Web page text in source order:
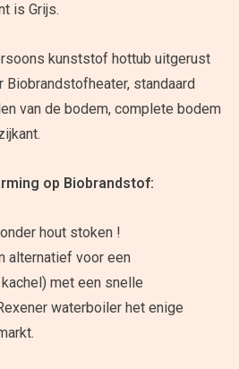
is Grijs.
kunststof hottub uitgerust
Biobrandstofheater, standaard
van de bodem, complete bodem
op Biobrandstof:
hout stoken !
alternatief voor een
met een snelle
waterboiler het enige